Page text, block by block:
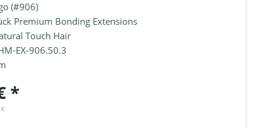
(#906)
Premium Bonding Extensions
Touch Hair
EX-906.50.3
*